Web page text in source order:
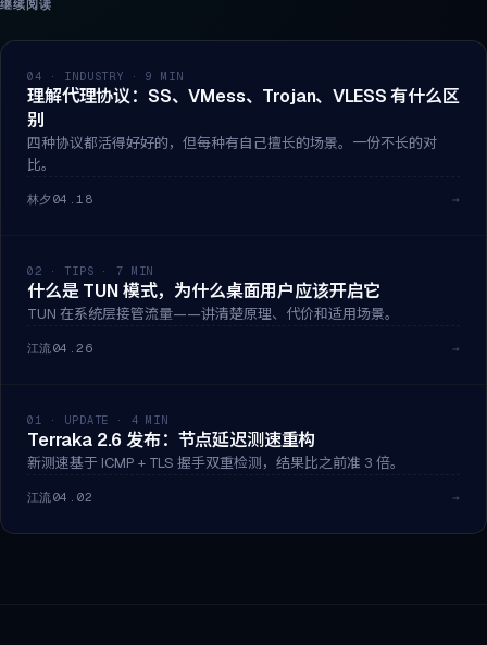
继续阅读
04 · INDUSTRY · 9 MIN
理解代理协议：SS、VMess、Trojan、VLESS 有什么区
别
四种协议都活得好好的，但每种有自己擅长的场景。一份不长的对
比。
林夕04.18 →
02 · TIPS · 7 MIN
什么是 TUN 模式，为什么桌面用户应该开启它
TUN 在系统层接管流量——讲清楚原理、代价和适用场景。
江流 04.26 →
01 · UPDATE · 4 MIN
Terraka 2.6 发布：节点延迟测速重构
新测速基于 ICMP + TLS 握手双重检测，结果比之前准 3 倍。
江流 04.02 →